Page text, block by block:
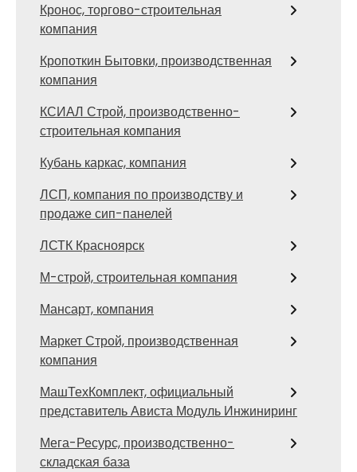
Кронос, торгово-строительная
компания
Кропоткин Бытовки, производственная
компания
КСИАЛ Строй, производственно-
строительная компания
Кубань каркас, компания
ЛСП, компания по производству и
продаже сип-панелей
ЛСТК Красноярск
М-строй, строительная компания
Мансарт, компания
Маркет Строй, производственная
компания
МашТехКомплект, официальный
представитель Ависта Модуль Инжиниринг
Мега-Ресурс, производственно-
складская база